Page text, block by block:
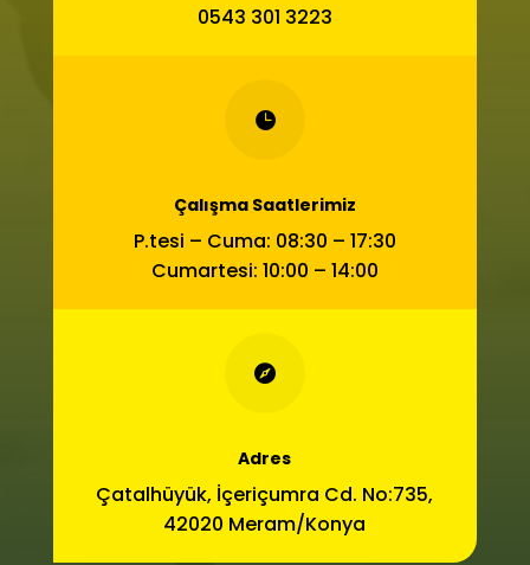
0543 301 3223

Çalışma Saatlerimiz
P.tesi – Cuma: 08:30 – 17:30
Cumartesi: 10:00 – 14:00

Adres
Çatalhüyük, İçeriçumra Cd. No:735,
42020 Meram/Konya